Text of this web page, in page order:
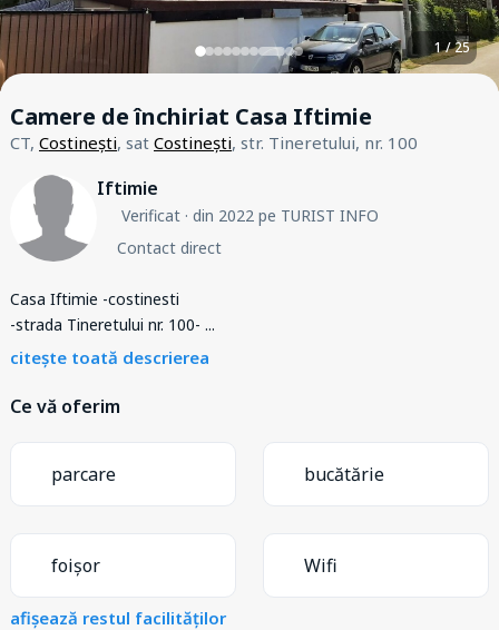
1 / 25
Camere de închiriat Casa Iftimie
CT, Costinești, sat Costinești, str. Tineretului, nr. 100
Iftimie
Verificat· din 2022 pe TURIST INFO
Contact direct
Casa Iftimie -costinesti
-strada Tineretului nr. 100- ...
citește toată descrierea
Ce vă oferim
parcare bucătărie
foișor Wifi
afișează restul facilităților